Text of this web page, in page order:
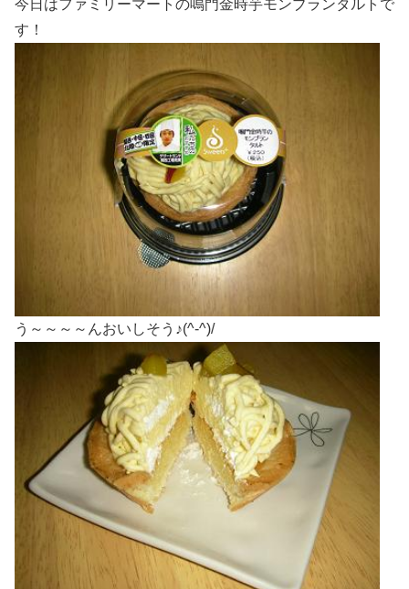
今日はファミリーマートの鳴門金時芋モンブランタルトで
す！
う～～～～んおいしそう♪(^-^)/